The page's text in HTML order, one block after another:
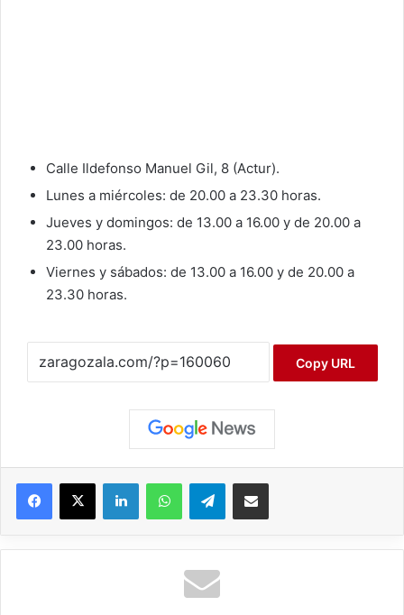
Calle Ildefonso Manuel Gil, 8 (Actur).
Lunes a miércoles: de 20.00 a 23.30 horas.
Jueves y domingos: de 13.00 a 16.00 y de 20.00 a
23.00 horas.
Viernes y sábados: de 13.00 a 16.00 y de 20.00 a
23.30 horas.
Copy URL
Telegram